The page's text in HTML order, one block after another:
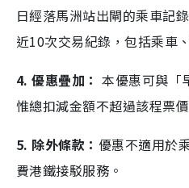
日經落馬洲站出閘的乘車記
近10次交易紀錄，包括乘車
4. 優惠疊加： 本優惠可與「
惟總扣減金額不超過該程票價
5. 除外條款： 優惠不適用於
費港鐵接駁服務。